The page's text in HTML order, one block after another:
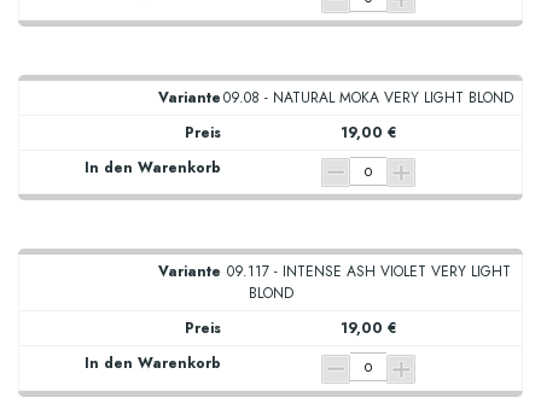
09.08 - NATURAL MOKA VERY LIGHT BLOND
19,00 €
09.117 - INTENSE ASH VIOLET VERY LIGHT
BLOND
19,00 €